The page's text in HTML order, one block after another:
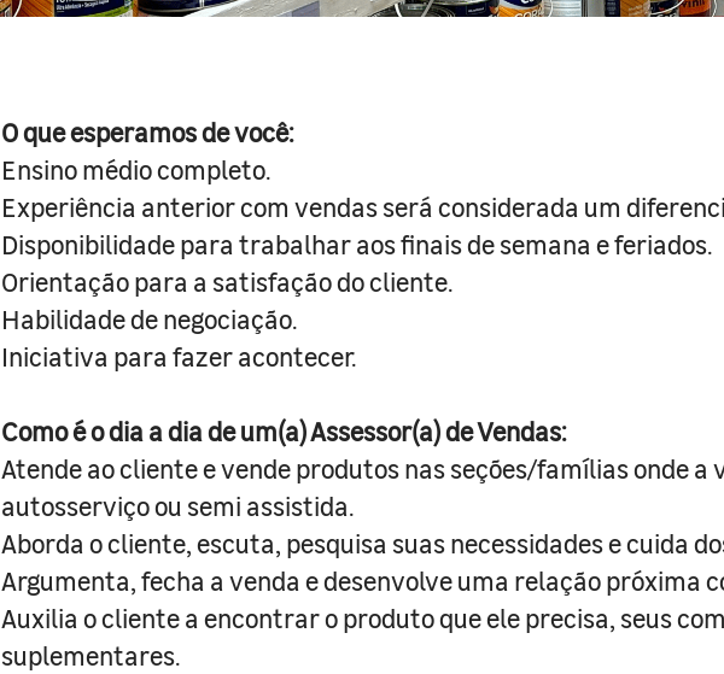
O que esperamos de você:
Ensino médio completo.
Experiência anterior com vendas será considerada um
Disponibilidade para trabalhar aos finais de semana e feriados.
Orientação para a satisfação do cliente.
Habilidade de negociação.
Iniciativa para fazer acontecer.
Como é o dia a dia de um(a) Assessor(a) de Vendas:
Atende ao cliente e vende produtos nas seções/famílias onde a
autosserviço ou semi assistida.
Aborda o cliente, escuta, pesquisa suas necessidades e cuida
Argumenta, fecha a venda e desenvolve uma relação próxima
Auxilia o cliente a encontrar o produto que ele precisa, seus
suplementares.